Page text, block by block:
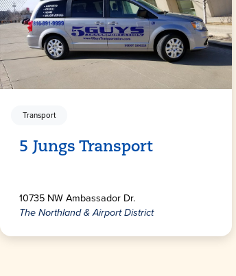
Transport
5 Jungs Transport
10735 NW Ambassador Dr.
The Northland & Airport District